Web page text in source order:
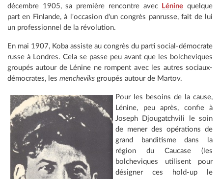
décembre 1905, sa première rencontre avec
Lénine quelque
part en Finlande, à l'occasion d'un congrès panrusse, fait de lui
un professionnel de la révolution.
En mai 1907, Koba assiste au congrès du parti social-démocrate
russe à Londres. Cela se passe peu avant que les bolcheviques
groupés autour de Lénine ne rompent avec les autres sociaux-
démocrates, les mencheviks groupés autour de Martov.
Pour les besoins de la cause,
Lénine, peu après, confie à
Joseph Djougatchvili le soin
de mener des opérations de
grand banditisme dans la
région du Caucase (les
bolcheviques utilisent pour
désigner ces hold-up le